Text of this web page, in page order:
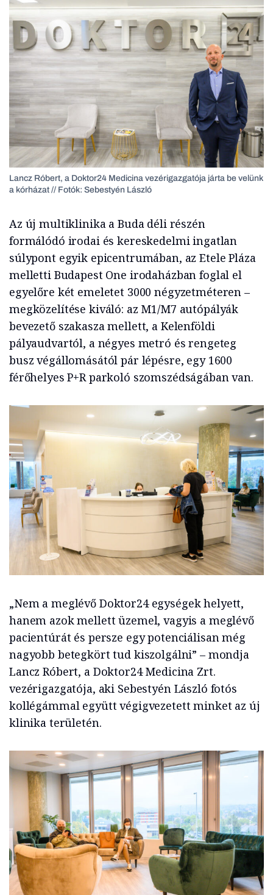
Lancz Róbert, a Doktor24 Medicina vezérigazgatója járta be velünk
a kórházat // Fotók: Sebestyén László
Az új multiklinika a Buda déli részén
formálódó irodai és kereskedelmi ingatlan
súlypont egyik epicentrumában, az Etele Pláza
melletti Budapest One irodaházban foglal el
egyelőre két emeletet 3000 négyzetméteren –
megközelítése kiváló: az M1/M7 autópályák
bevezető szakasza mellett, a Kelenföldi
pályaudvartól, a négyes metró és rengeteg
busz végállomásától pár lépésre, egy 1600
férőhelyes P+R parkoló szomszédságában van.
„Nem a meglévő Doktor24 egységek helyett,
hanem azok mellett üzemel, vagyis a meglévő
pacientúrát és persze egy potenciálisan még
nagyobb betegkört tud kiszolgálni” – mondja
Lancz Róbert, a Doktor24 Medicina Zrt.
vezérigazgatója, aki Sebestyén László fotós
kollégámmal együtt végigvezetett minket az új
klinika területén.